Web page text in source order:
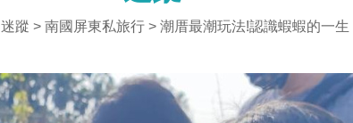
迷蹤 > 南國屏東私旅行> 潮厝最潮玩法!認識蝦蝦的一生